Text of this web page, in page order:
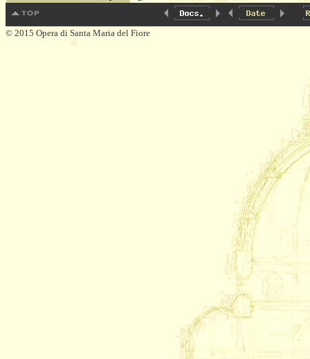
© 2015 Opera di Santa Maria del Fiore